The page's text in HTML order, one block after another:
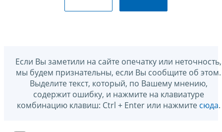
Если Вы заметили на сайте опечатку или неточность,
мы будем признательны, если Вы сообщите об этом.
Выделите текст, который, по Вашему мнению,
содержит ошибку, и нажмите на клавиатуре
комбинацию клавиш: Ctrl + Enter или нажмите сюда.